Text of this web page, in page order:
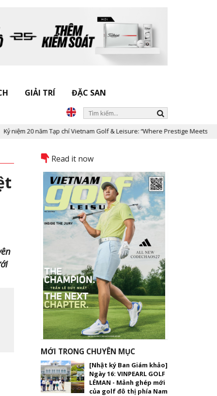
GIẢI TRÍ ĐẶC SAN
Tạp chí Vietnam Golf & Leisure: “Where Prestige Meets Legacy”
Read it now
MỚI TRONG CHUYÊN MỤC
[Nhật ký Ban Giám khảo]
Ngày 16: VINPEARL GOLF
LÉMAN - Mảnh ghép mới
của golf đô thị phía Nam